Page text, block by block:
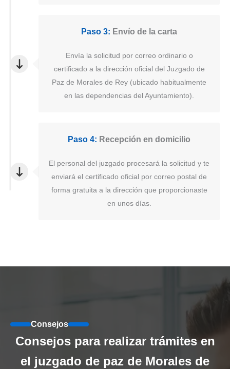
Paso 3: Envío de la carta
Envía la solicitud por correo ordinario o
certificado a la dirección oficial del Juzgado de
Paz de Morales de Rey (ubicado habitualmente
en las dependencias del Ayuntamiento).
Paso 4: Recepción en domicilio
El personal del juzgado procesará la solicitud y te
enviará el certificado oficial por correo postal de
forma gratuita a la dirección que proporcionaste
en unos días.
Consejos
Consejos para realizar trámites en
el juzgado de paz de Morales de